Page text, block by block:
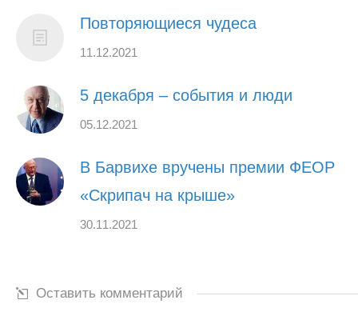
Повторяющиеся чудеса
11.12.2021
5 декабря – события и люди
05.12.2021
В Барвихе вручены премии ФЕОР
«Скрипач на крыше»
30.11.2021
Оставить комментарий